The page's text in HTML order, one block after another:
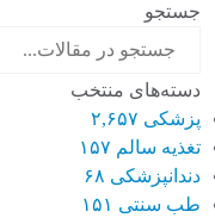
جستجو
دسته‌های منتخب
پزشکی ۲,۶۵۷
تغذیه سالم ۱۵۷
دندانپزشکی ۶۸
طب سنتی ۱۵۱